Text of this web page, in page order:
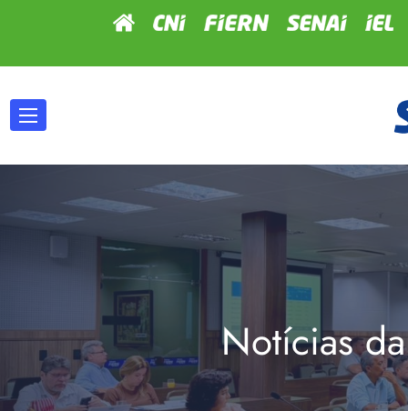
Notícias